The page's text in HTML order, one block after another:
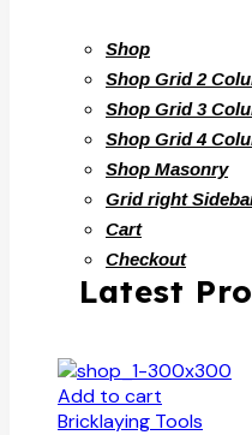
Shop
Shop Grid 2
Shop Grid 3
Shop Grid 4
Shop Masonry
Grid right
Cart
Checkout
Latest
Add to cart
Bricklaying Tools